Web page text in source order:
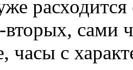
сами
часы с